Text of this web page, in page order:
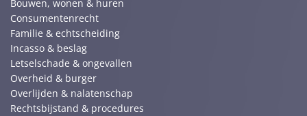
Bouwen, wonen & huren
Consumentenrecht
Familie & echtscheiding
Incasso & beslag
Letselschade & ongevallen
Overheid & burger
Overlijden & nalatenschap
Rechtsbijstand & procedures